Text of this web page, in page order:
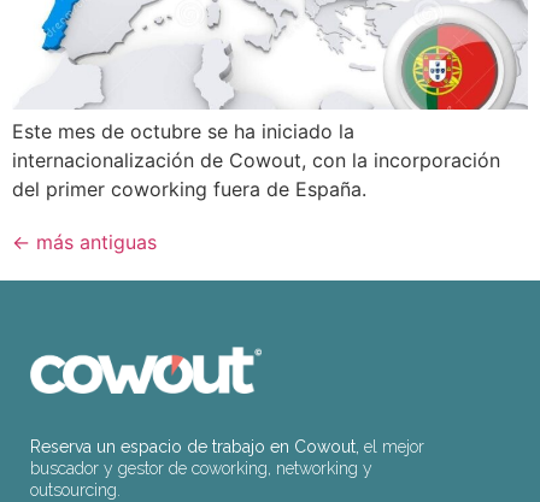
Este mes de octubre se ha iniciado la
internacionalización de Cowout, con la incorporación
del primer coworking fuera de España.
← más antiguas
Reserva un espacio de trabajo en Cowout, el mejor
buscador y gestor de coworking, networking y
outsourcing.